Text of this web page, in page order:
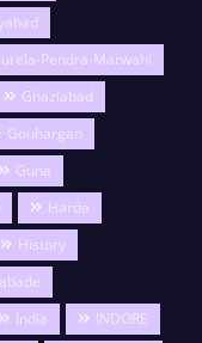
Pendra-Marwahi
Ghaziabad
Gouhargan
Guna
Harda
History
India
INDORE